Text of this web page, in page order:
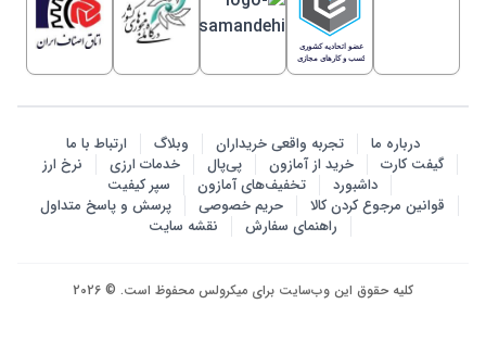
درباره ما تجربه واقعی خریداران وبلاگ
ارتباط با ما
گیفت کارت
خرید از آمازون پی‌پال خدمات ارزی
نرخ ارز
داشبورد
تخفیف‌های آمازون
سپر کیفیت
قوانین مرجوع کردن کالا
حریم خصوصی
پرسش‌ و پاسخ متداول
راهنمای سفارش
نقشه سایت
کلیه حقوق این وب‌سایت برای میکرولس محفوظ است. © 2026